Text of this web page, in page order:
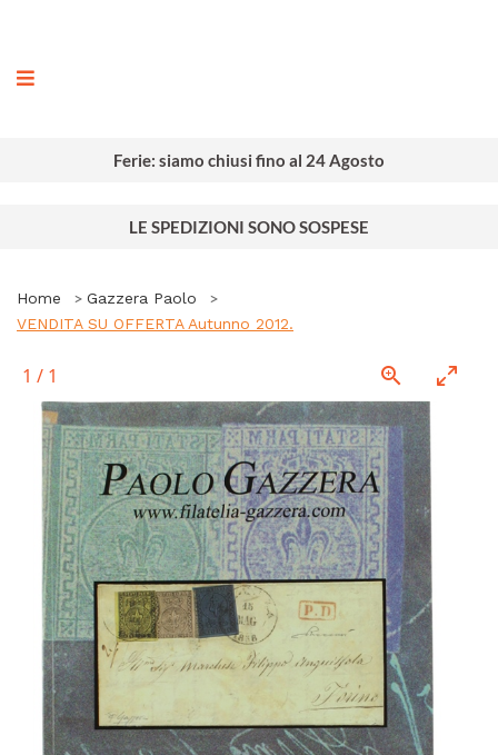
Ferie: siamo chiusi fino al 24 Agosto
LE SPEDIZIONI SONO SOSPESE
Home
Gazzera Paolo
VENDITA SU OFFERTA Autunno 2012.
1 / 1